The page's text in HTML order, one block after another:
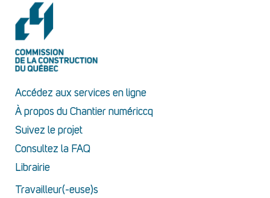
Accédez aux services en ligne
À propos du Chantier numériccq
Suivez le projet
Consultez la FAQ
Librairie
Travailleur(-euse)s